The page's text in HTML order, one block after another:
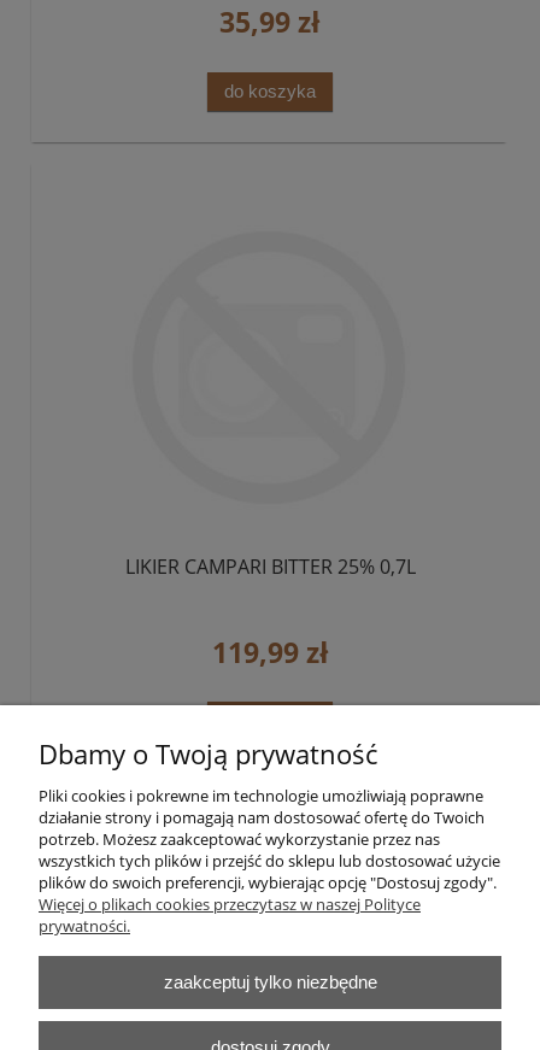
35,99 zł
do koszyka
LIKIER CAMPARI BITTER 25% 0,7L
119,99 zł
1 »
Pomoc
Moje konto
Płatności i dostawa
Dbamy o Twoją prywatność
Pliki cookies i pokrewne im technologie umożliwiają poprawne
działanie strony i pomagają nam dostosować ofertę do Twoich
potrzeb. Możesz zaakceptować wykorzystanie przez nas
wszystkich tych plików i przejść do sklepu lub dostosować użycie
plików do swoich preferencji, wybierając opcję "Dostosuj zgody".
Więcej o plikach cookies przeczytasz w naszej Polityce
prywatności.
zaakceptuj tylko niezbędne